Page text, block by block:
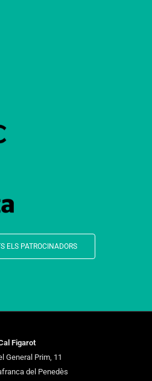
ELS PATROCINADORS
Figarot
General Prim, 11
del Penedès